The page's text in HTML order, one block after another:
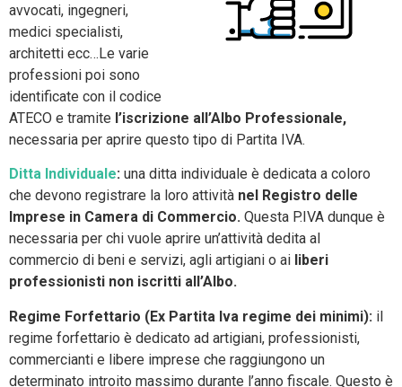
avvocati, ingegneri,
medici specialisti,
architetti ecc…Le varie
professioni poi sono
identificate con il codice
ATECO e tramite l’iscrizione all’Albo Professionale,
necessaria per aprire questo tipo di Partita IVA.
Ditta Individuale: una ditta individuale è dedicata a coloro
che devono registrare la loro attività nel Registro delle
Imprese in Camera di Commercio. Questa P.IVA dunque è
necessaria per chi vuole aprire un’attività dedita al
commercio di beni e servizi, agli artigiani o ai liberi
professionisti non iscritti all’Albo.
Regime Forfettario (Ex Partita Iva regime dei minimi): il
regime forfettario è dedicato ad artigiani, professionisti,
commercianti e libere imprese che raggiungono un
determinato introito massimo durante l’anno fiscale. Questo è